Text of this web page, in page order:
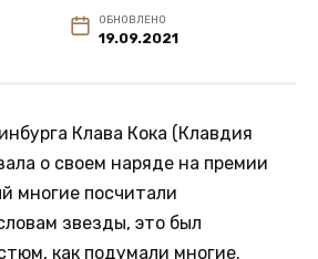
ОБНОВЛЕНО
19.09.2021
Клава Кока (Клавдия
о своем наряде на премии
многие посчитали
звезды, это был
как подумали многие.